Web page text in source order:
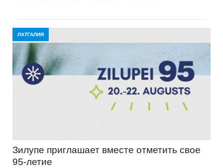
ЛАТГАЛИЯ
Зилупе приглашает вместе отметить свое
95-летие